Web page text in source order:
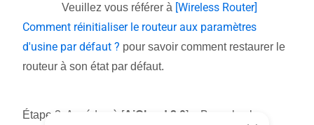
Veuillez vous référer à [Wireless Router]
Comment réinitialiser le routeur aux paramètres
d'usine par défaut ? pour savoir comment restaurer le
routeur à son état par défaut.
Étape 3. Accédez à [AiCloud 2.0] > Basculez le